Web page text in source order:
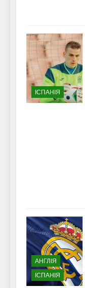
ІСПАНІЯ
АНГЛІЯ
ІСПАНІЯ